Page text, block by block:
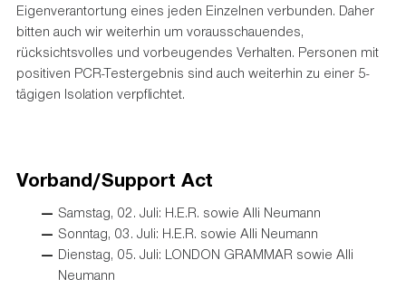
Eigenverantortung eines jeden Einzelnen verbunden. Daher
bitten auch wir weiterhin um vorausschauendes,
rücksichtsvolles und vorbeugendes Verhalten. Personen mit
positiven PCR-Testergebnis sind auch weiterhin zu einer 5-
tägigen Isolation verpflichtet.
Vorband/Support Act
Samstag, 02. Juli: H.E.R. sowie Alli Neumann
Sonntag, 03. Juli: H.E.R. sowie Alli Neumann
Dienstag, 05. Juli: LONDON GRAMMAR sowie Alli
Neumann